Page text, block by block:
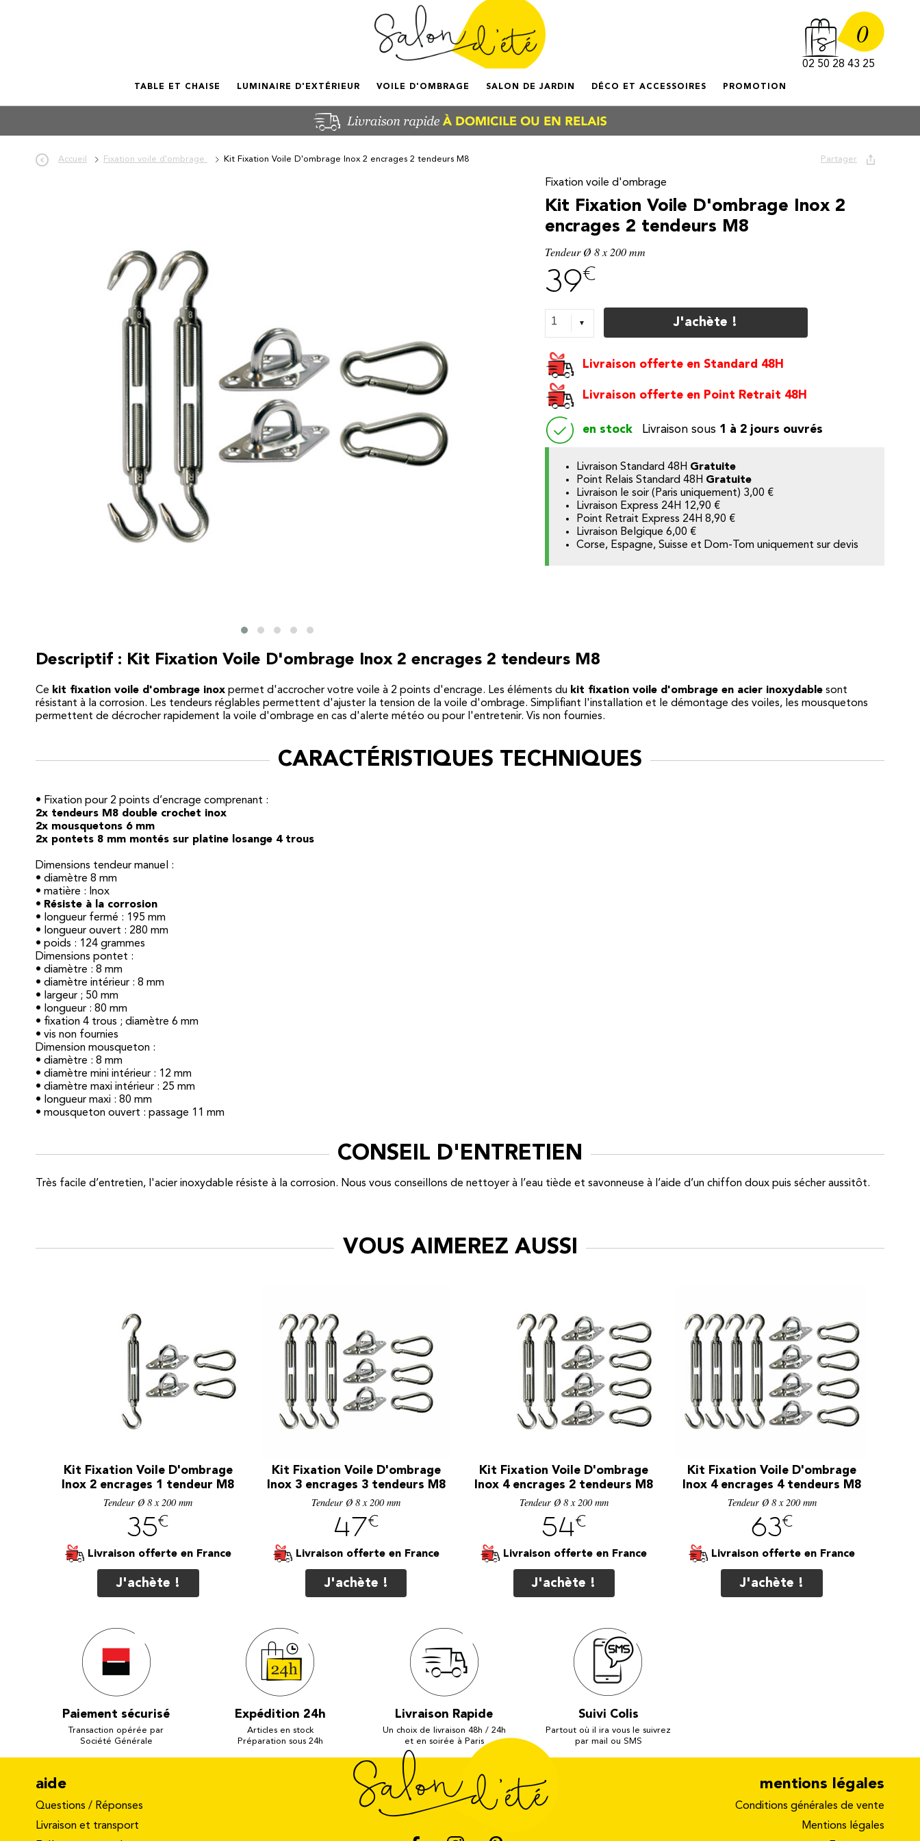
0
02 50 28 43 25
TABLE ET CHAISE LUMINAIRE D'EXTÉRIEUR VOILE D'OMBRAGE SALON DE JARDIN DÉCO ET ACCESSOIRES PROMOTION
Accueil Fixation voile d'ombrage Kit Fixation Voile D'ombrage Inox 2 encrages 2 tendeurs M8 Partager
Fixation voile d'ombrage
Kit Fixation Voile D'ombrage Inox 2
encrages 2 tendeurs M8
Tendeur Ø 8 x 200 mm
39€
J'achète !
Livraison offerte en Standard 48H
Livraison offerte en Point Retrait 48H
en stock 1 à 2 jours ouvrés
Livraison Standard 48H Gratuite
Point Relais Standard 48H Gratuite
Livraison le soir (Paris uniquement) 3,00 €
Livraison Express 24H 12,90 €
Point Retrait Express 24H 8,90 €
Livraison Belgique 6,00 €
Corse, Espagne, Suisse et Dom-Tom uniquement sur devis
Descriptif : Kit Fixation Voile D'ombrage Inox 2 encrages 2 tendeurs M8
Ce kit fixation voile d'ombrage inox permet d'accrocher votre voile à 2 points d'encrage. Les éléments du kit fixation voile d'ombrage en acier inoxydable sont
résistant à la corrosion. Les tendeurs réglables permettent d'ajuster la tension de la voile d'ombrage. Simplifiant l'installation et le démontage des voiles, les mousquetons
permettent de décrocher rapidement la voile d'ombrage en cas d'alerte météo ou pour l'entretenir. Vis non fournies.
CARACTÉRISTIQUES TECHNIQUES
• Fixation pour 2 points d’encrage comprenant :
2x tendeurs M8 double crochet inox
2x mousquetons 6 mm
2x pontets 8 mm montés sur platine losange 4 trous
Dimensions tendeur manuel :
• diamètre 8 mm
• matière : Inox
• Résiste à la corrosion
• longueur fermé : 195 mm
• longueur ouvert : 280 mm
• poids : 124 grammes
Dimensions pontet :
• diamètre : 8 mm
• diamètre intérieur : 8 mm
• largeur ; 50 mm
• longueur : 80 mm
• fixation 4 trous ; diamètre 6 mm
• vis non fournies
Dimension mousqueton :
• diamètre : 8 mm
• diamètre mini intérieur : 12 mm
• diamètre maxi intérieur : 25 mm
• longueur maxi : 80 mm
• mousqueton ouvert : passage 11 mm
CONSEIL D'ENTRETIEN
Très facile d’entretien, l'acier inoxydable résiste à la corrosion. Nous vous conseillons de nettoyer à l’eau tiède et savonneuse à l’aide d’un chiffon doux puis sécher aussitôt.
VOUS AIMEREZ AUSSI
Kit Fixation Voile D'ombrage
Inox 2 encrages 1 tendeur M8
Tendeur Ø 8 x 200 mm
35€
Livraison offerte
J'achète !
Kit Fixation Voile D'ombrage
Inox 3 encrages 3 tendeurs M8
Tendeur Ø 8 x 200 mm
47€
Livraison offerte
J'achète !
Kit Fixation Voile D'ombrage
Inox 4 encrages 2 tendeurs M8
Tendeur Ø 8 x 200 mm
54€
Livraison offerte
J'achète !
Kit Fixation Voile D'ombrage
Inox 4 encrages 4 tendeurs M8
Tendeur Ø 8 x 200 mm
63€
Livraison offerte
J'achète !
Paiement sécurisé
Transaction opérée par
Société Générale
Expédition 24h
Articles en stock
Préparation sous 24h
Livraison Rapide
Un choix de livraison 48h / 24h
et en soirée à Paris
Suivi Colis
Partout où il ira vous le suivrez
par mail ou SMS
aide
Questions / Réponses
Livraison et transport
mentions légales
Conditions générales de vente
Mentions légales